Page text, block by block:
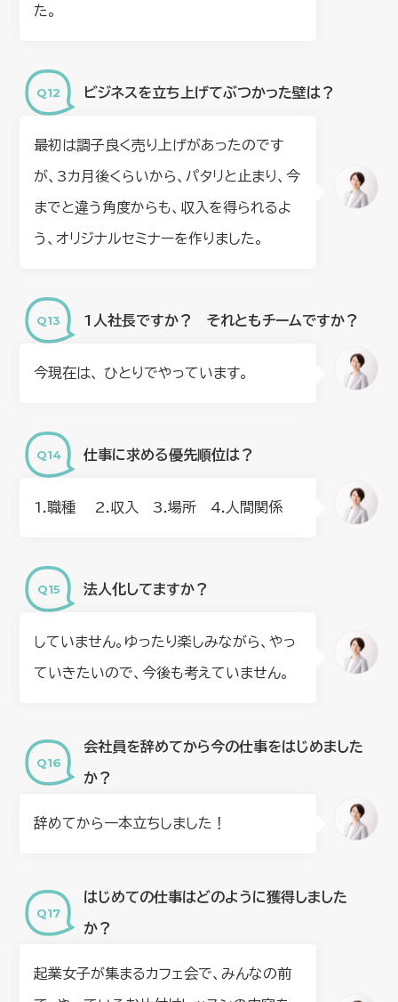
た。
ビジネスを立ち上げてぶつかった壁は？
最初は調子良く売り上げがあったのです
が、3カ月後くらいから、パタリと止まり、今
までと違う角度からも、収入を得られるよ
う、オリジナルセミナーを作りました。
1人社長ですか？ それともチームですか？
今現在は、 ひとりでやっています。
仕事に求める優先順位は？
1.職種 2.収入 3.場所 4.人間関係
法人化してますか？
していません。ゆったり楽しみながら、やっ
ていきたいので、今後も考えていません。
会社員を辞めてから今の仕事をはじめました
か？
辞めてから一本立ちしました！
はじめての仕事はどのように獲得しました
か？
起業女子が集まるカフェ会で、みんなの前